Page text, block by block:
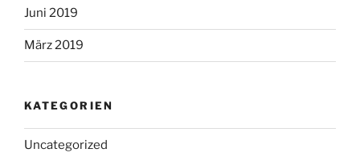
Juni 2019
März 2019
KATEGORIEN
Uncategorized